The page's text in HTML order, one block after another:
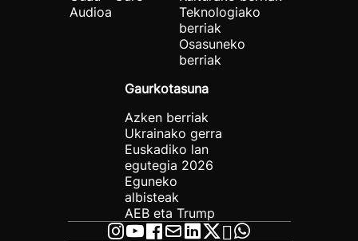
Audioa
Teknologiako
berriak
Osasuneko
berriak
Gaurkotasuna
Azken berriak
Ukrainako gerra
Euskadiko lan
egutegia 2026
Eguneko
albisteak
AEB eta Trump